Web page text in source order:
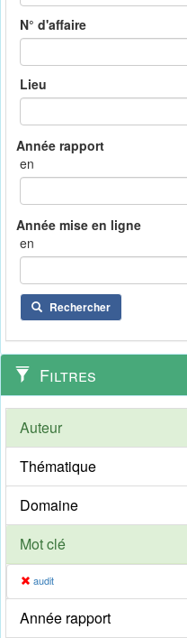
N° d'affaire
Lieu
en
en
Rechercher
Filtres
Auteur
Thématique
Domaine
Mot clé
audit
Année rapport